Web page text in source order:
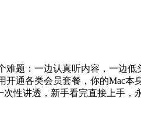
题：一边认真听内容，一边
通各类会员套餐，你的Mac本
性讲透，新手看完直接上手，